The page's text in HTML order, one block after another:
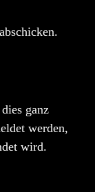
ganz
werden,
wird.